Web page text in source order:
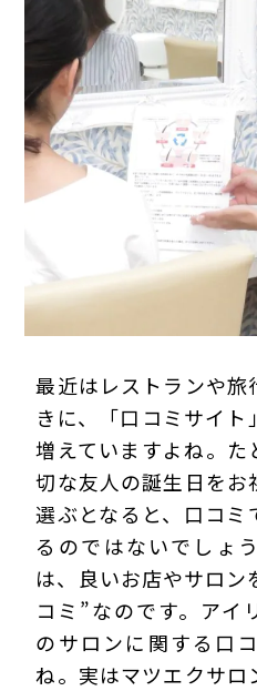
プライバシーポリシー
最近はレストランや旅
きに、「口コミサイ
増えていますよね。
切な友人の誕生日をお
選ぶとなると、口コ
るのではないでしょ
は、良いお店やサロン
コミ”なのです。アイ
のサロンに関する口
ね。実はマツエクサロ